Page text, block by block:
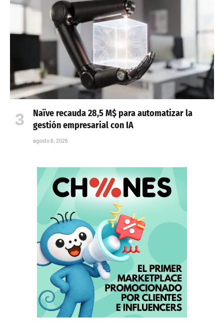
Naïve recauda 28,5 M$ para automatizar la
gestión empresarial con IA
agosto 6, 2026